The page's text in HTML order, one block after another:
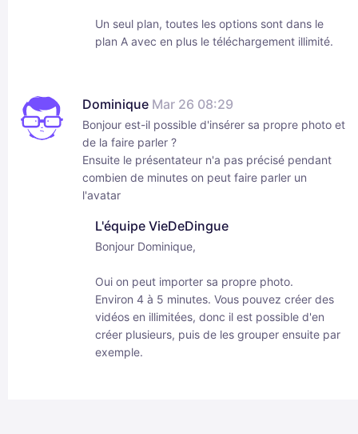
Un seul plan, toutes les options sont dans le
plan A avec en plus le téléchargement illimité.
Dominique Mar 26 08:29
Bonjour est-il possible d'insérer sa propre photo et
de la faire parler ?
Ensuite le présentateur n'a pas précisé pendant
combien de minutes on peut faire parler un
l'avatar
L'équipe VieDeDingue
Bonjour Dominique,
Oui on peut importer sa propre photo.
Environ 4 à 5 minutes. Vous pouvez créer des
vidéos en illimitées, donc il est possible d'en
créer plusieurs, puis de les grouper ensuite par
exemple.